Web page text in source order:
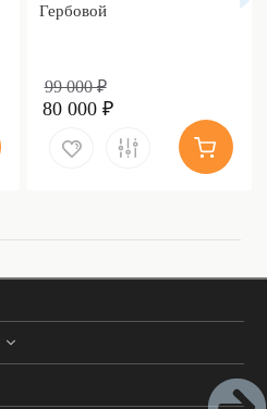
Гербовой
99 000 ₽
80 000 ₽